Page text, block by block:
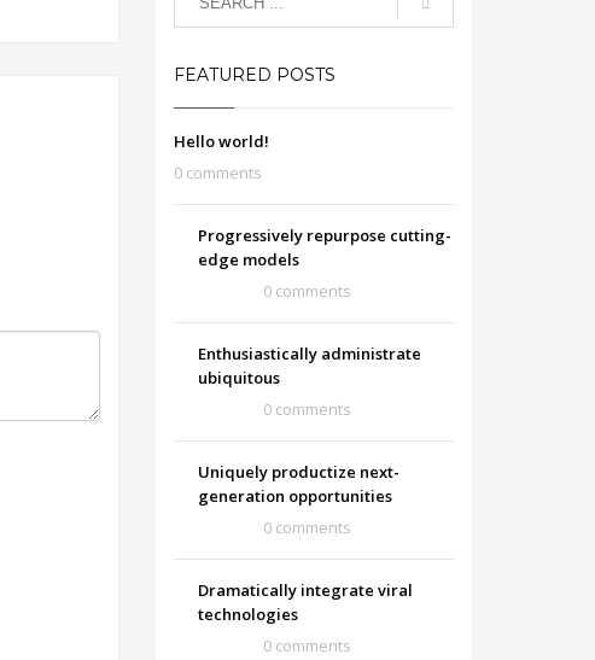
FEATURED POSTS
Hello world!
0 comments
Progressively repurpose cutting-
edge models
0 comments
Enthusiastically administrate
ubiquitous
0 comments
Uniquely productize next-
generation opportunities
0 comments
Dramatically integrate viral
technologies
0 comments